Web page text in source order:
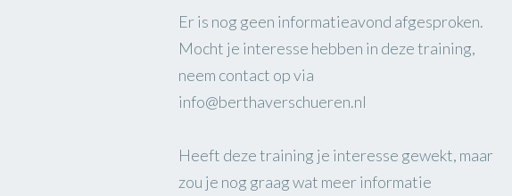
Er is nog geen informatieavond afgesproken.
Mocht je interesse hebben in deze training,
neem contact op via
info@berthaverschueren.nl
Heeft deze training je interesse gewekt, maar
zou je nog graag wat meer informatie